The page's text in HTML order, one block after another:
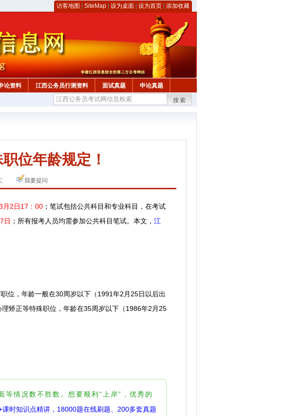
访客地图 SiteMap 设为桌面 设为首页 添加收藏
论资料 江西公务员行测资料 面试真题 申论真题
搜索
位年龄规定！
我要提问
月2日17：00 ； 笔试包括公共科目和专业科目，在考试
日 ； 所有报考人员均需参加公共科目笔试。 本文， 江
，年龄一般在30周岁以下（1991年2月25日以后出
矫正等特殊职位，年龄在35周岁以下（1986年2月25
情况数不胜数。想要顺利“上岸”，优秀的
课时知识点精讲，18000题在线刷题、200多套真题